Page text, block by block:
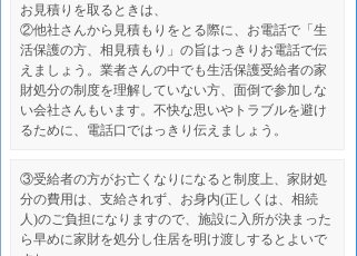
お見積りを取るときは、
②他社さんから見積もりをとる際に、お電話で「生
活保護の方、相見積もり」の旨はっきりお電話で伝
えましょう。業者さんの中でも生活保護受給者の家
財処分の制度を理解していない方、面倒で参加しな
い会社さんもいます。不快な思いやトラブルを避け
るために、電話口ではっきり伝えましょう。
③受給者の方がお亡くなりになると制度上、家財処
分の費用は、支給されず、お身内(正しくは、相続
人)のご負担になりますので、施設に入所が決まった
ら早めに家財を処分し住居を明け渡しするとよいで